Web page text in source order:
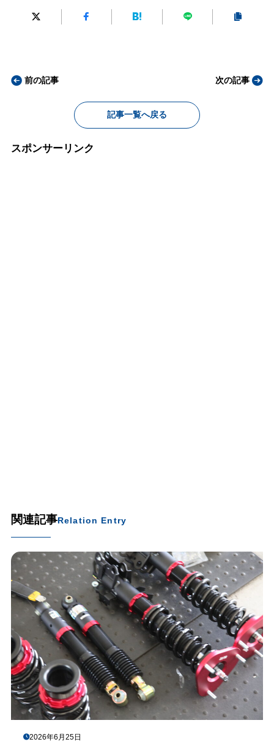
前の記事
記事一覧へ戻る
次の記事
スポンサーリンク
関連記事Relation Entry
2026年6月25日